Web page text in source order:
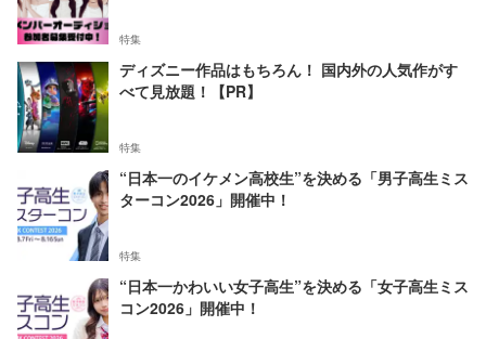
特集
ディズニー作品はもちろん！ 国内外の人気作がす
べて見放題！【PR】
特集
“日本一のイケメン高校生”を決める「男子高生ミス
ターコン2026」開催中！
特集
“日本一かわいい女子高生”を決める「女子高生ミス
コン2026」開催中！